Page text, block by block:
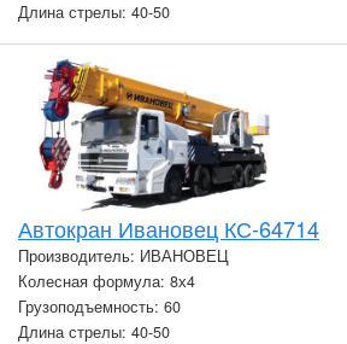
Длина стрелы: 40-50
Автокран Ивановец КС-64714
Производитель: ИВАНОВЕЦ
Колесная формула: 8х4
Грузоподъемность: 60
Длина стрелы: 40-50